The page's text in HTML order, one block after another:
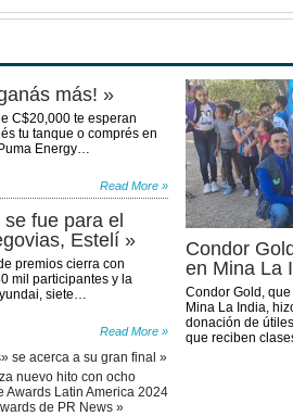
más! »
C$20,000 te esperan
tu tanque o comprés en
Energy…
Read More »
fue para el
Estelí »
premios cierra con
mil participantes y la
siete…
Read More »
se acerca a su gran final »
nuevo hito con ocho
Awards Latin America 2024
de PR News »
Condor
en Mina La
Condor Gold,
Mina La India,
donación de
que reciben